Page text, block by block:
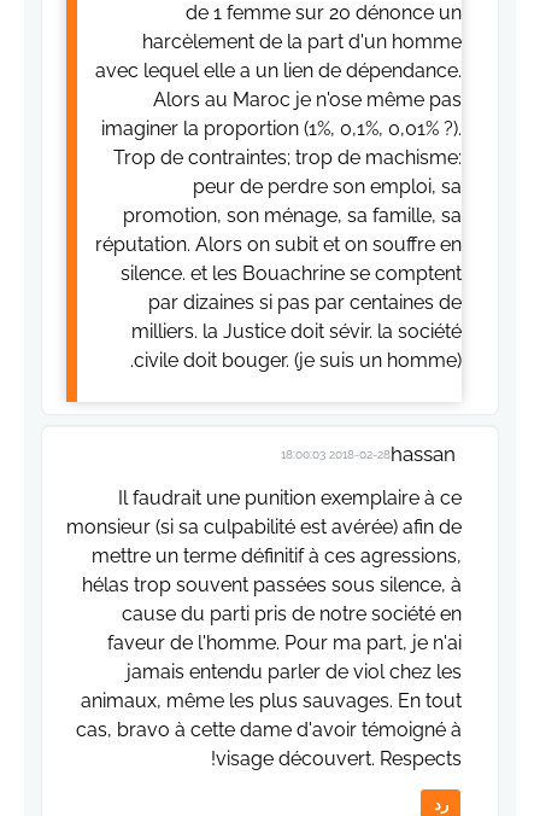
de 1 femme sur 20 dénonce un
harcèlement de la part d'un homme
avec lequel elle a un lien de dépendance.
Alors au Maroc je n'ose même pas
imaginer la proportion (1%, 0,1%, 0,01% ?).
Trop de contraintes; trop de machisme:
peur de perdre son emploi, sa
promotion, son ménage, sa famille, sa
réputation. Alors on subit et on souffre en
silence. et les Bouachrine se comptent
par dizaines si pas par centaines de
milliers. la Justice doit sévir. la société
civile doit bouger. (je suis un homme).
hassan
2018-02-28 18:00:03
Il faudrait une punition exemplaire à ce
monsieur (si sa culpabilité est avérée) afin de
mettre un terme définitif à ces agressions,
hélas trop souvent passées sous silence, à
cause du parti pris de notre société en
faveur de l'homme. Pour ma part, je n'ai
jamais entendu parler de viol chez les
animaux, même les plus sauvages. En tout
cas, bravo à cette dame d'avoir témoigné à
visage découvert. Respects!
رد